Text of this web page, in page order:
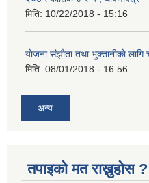
मिति: 10/22/2018 - 15:16
याेजना संझाैता तथा भुक्तानीकाे
मिति: 08/01/2018 - 16:56
अन्य
तपाइको मत राख्नुहोस ?